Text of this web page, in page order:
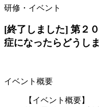
研修・イベント
[終了しました] 第２
症になったらどうし
イベント概要
【イベント概要】